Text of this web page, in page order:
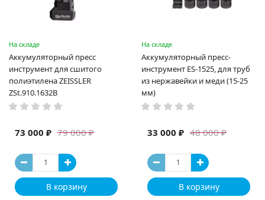
На складе
Аккумуляторный пресс
инструмент для сшитого
полиэтилена ZEISSLER
ZSt.910.1632B
79 000 ₽
73 000 ₽
В корзину
На складе
Аккумуляторный пресс-
инструмент ES-1525, для труб
из нержавейки и меди (15-25
мм)
48 000 ₽
33 000 ₽
В корзину